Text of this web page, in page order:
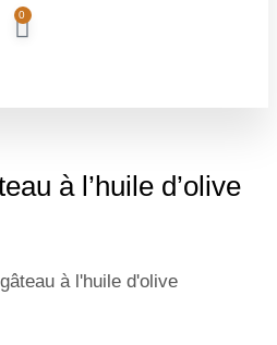
0
à l’huile d’olive